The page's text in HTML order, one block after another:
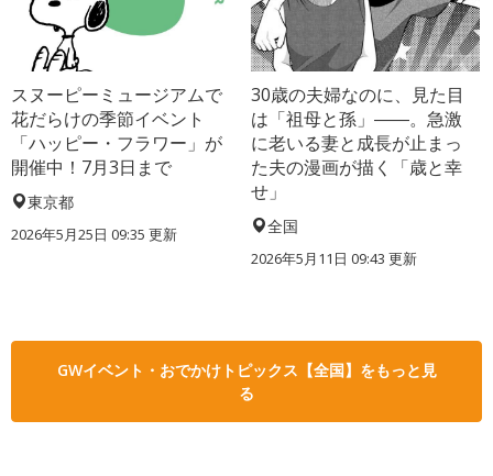
スヌーピーミュージアムで
花だらけの季節イベント
「ハッピー・フラワー」が
開催中！7月3日まで
東京都
2026年5月25日 09:35 更新
30歳の夫婦なのに、見た目
は「祖母と孫」――。急激
に老いる妻と成長が止まっ
た夫の漫画が描く「歳と幸
せ」
全国
2026年5月11日 09:43 更新
GWイベント・おでかけトピックス【全国】をもっと見
る